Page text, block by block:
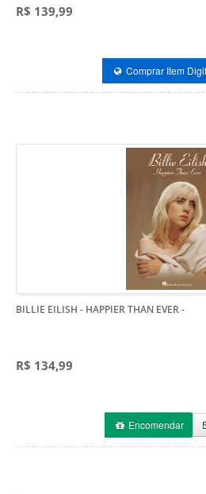
R$ 139,99
Comprar Item
BILLIE EILISH - HAPPIER THAN EVER-
R$ 134,99
Encomendar